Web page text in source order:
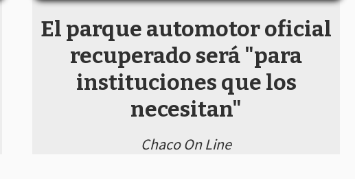
El parque automotor oficial
recuperado será "para
instituciones que los
necesitan"
Chaco On Line